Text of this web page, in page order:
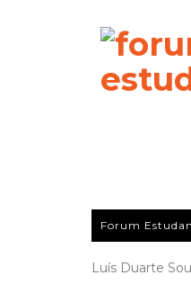
Forum
Luís Duarte